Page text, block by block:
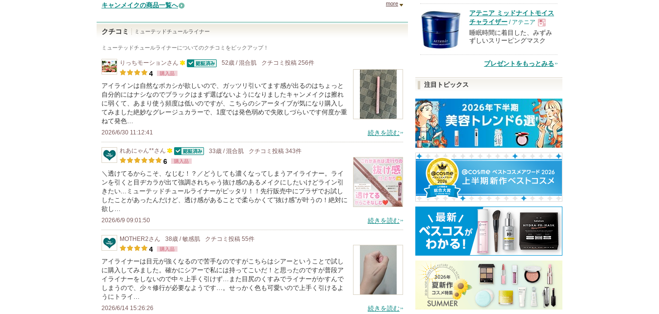
キャンメイクの商品一覧へ more
クチコミ ミューテッドチュールライナー
ミューテッドチュールライナーについてのクチコミをピックアップ！
りっちモーションさん
人
以
上
ン
バ
ー
に
お
気
り
録
さ
れ
52歳 / 混合肌 クチコミ投稿 256件
4 購入品
アイラインは自然なボカシが欲しいので、ガッツリ引いてます感が出るのはちょっと
自分的にはナシなのでブラックはまず選ばないようになりましたキャンメイクは擦れ
に弱くて、あまり使う頻度は低いのですが、こちらのシアータイプが気になり購入し
てみました絶妙なグレージュカラーで、1度では発色弱めで失敗しづらいです何度か重
ねて発色…
2026/6/30 11:12:41 続きを読む
れあにゃん**さん
100
人
以
上
ン
バ
ー
に
お
気
認証済
33歳 / 混合肌 クチコミ投稿 343件
6 購入品
＼透けてるからこそ、なじむ！？／どうしても濃くなってしまうアイライナー。ライ
ンを引くと目ヂカラが出て強調されちゃう抜け感のあるメイクにしたいけどライン引
きたい...ミューテッドチュールライナーがピッタリ！！先行販売中にプラザでお試し
したことがあったんだけど、透け感があることで柔らかくて“抜け感”が叶うの！絶対に
欲し…
2026/6/9 09:01:50 続きを読む
MOTHER2さん 38歳 / 敏感肌 クチコミ投稿 55件
4 購入品
アイライナーは目元が強くなるので苦手なのですがこちらはシアーということで試し
に購入してみました。確かにシアーで私には持ってこいだ！と思ったのですが普段ア
イライナーをしないので中々上手く引けず…また目尻のくすみでライナーがかすんで
しまうので、少々修行が必要なようです…。せっかく色も可愛いので上手く引けるよ
うにトライ…
2026/6/14 15:26:26 続きを読む
品
アテニア ミッドナイトモイス
チャライザー / アテニア
現
品
睡眠時間に着目した、みずみ
ずしいスリーピングマスク
プレゼントをもっとみる
注目トピックス